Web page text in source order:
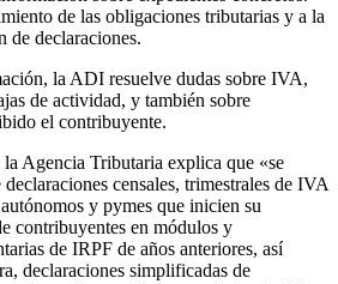
de las obligaciones tributarias y a la
de declaraciones.
la ADI resuelve dudas sobre IVA,
de actividad, y también sobre
el contribuyente.
Agencia Tributaria explica que «se
censales, trimestrales de IVA
y pymes que inicien su
contribuyentes en módulos y
de IRPF de años anteriores, así
declaraciones simplificadas de